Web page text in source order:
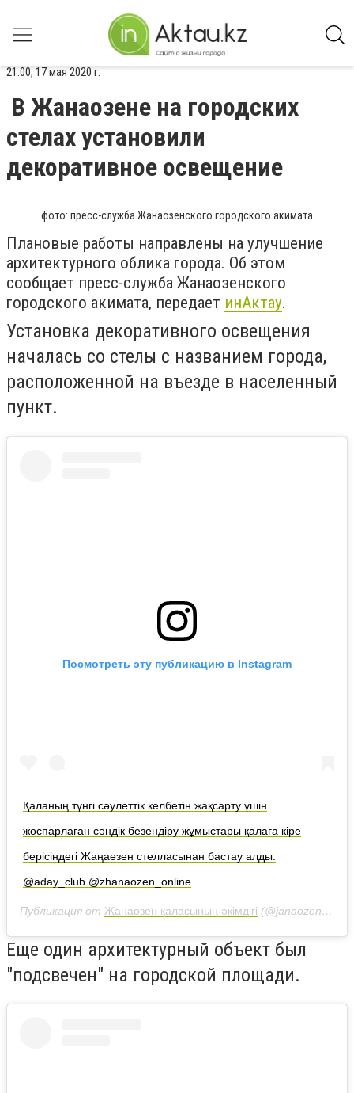
21:00, 17 мая 2020 г.
В Жанаозене на городских
стелах установили
декоративное освещение
фото: пресс-служба Жанаозенского городского акимата
Плановые работы направлены на улучшение
архитектурного облика города. Об этом
сообщает пресс-служба Жанаозенского
городского акимата, передает инАктау.
Установка декоративного освещения
началась со стелы с названием города,
расположенной на въезде в населенный
пункт.
Посмотреть эту публикацию в Instagram
Қаланың түнгі сәулеттік келбетін жақсарту үшін
жоспарлаған сәндік безендіру жұмыстары қалаға кіре
берісіндегі Жаңаөзен стелласынан бастау алды.
@aday_club @zhanaozen_online
Публикация от Жаңаөзен қаласының әкімдігі (@janaozen_akimat)
Еще один архитектурный объект был
"подсвечен" на городской площади.